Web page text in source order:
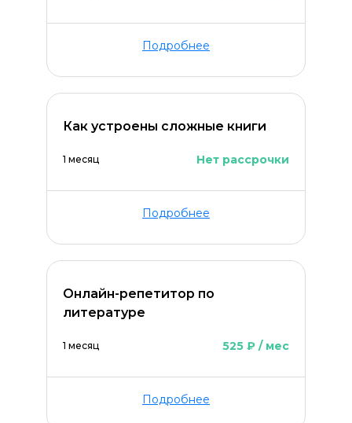
Подробнее
Как устроены сложные книги
1 месяц Нет рассрочки
Подробнее
Онлайн-репетитор по
литературе
1 месяц 525 ₽ / мес
Подробнее